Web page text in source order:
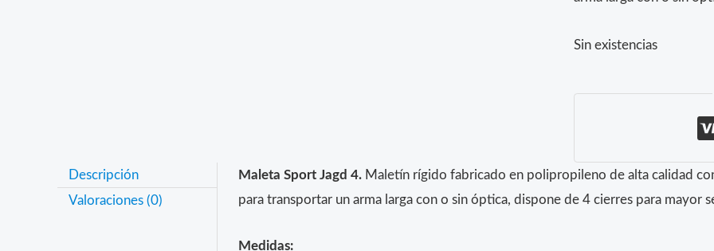
Sin existencias
Descripción
Valoraciones (0)
Maleta Sport Jagd 4.Maletín rígido fabricado en polipropileno de alta calidad
para transportar un arma larga con o sin óptica, dispone de 4 cierres para mayor
Medidas: